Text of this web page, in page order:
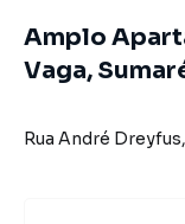
Amplo
Vaga,
Rua André Dreyfus,